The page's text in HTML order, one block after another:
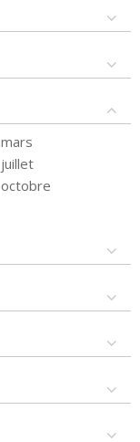
mars
juillet
octobre